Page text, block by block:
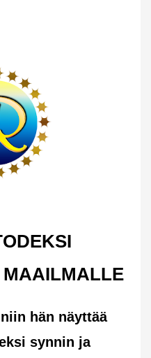
hän näyttää
synnin ja